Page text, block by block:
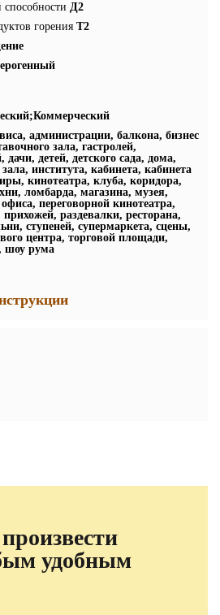
Д2
горения Т2
администрации, балкона, бизнес
зала, гастролей,
дачи, детей, детского сада, дома,
института, кабинета, кабинета
кинотеатра, клуба, коридора,
ломбарда, магазина, музея,
переговорной кинотеатра,
раздевалки, ресторана,
ступеней, супермаркета, сцены,
центра, торговой площади,
шоу рума
удобным